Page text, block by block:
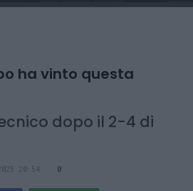
ha vinto questa
dopo il 2-4 di
20:54 0